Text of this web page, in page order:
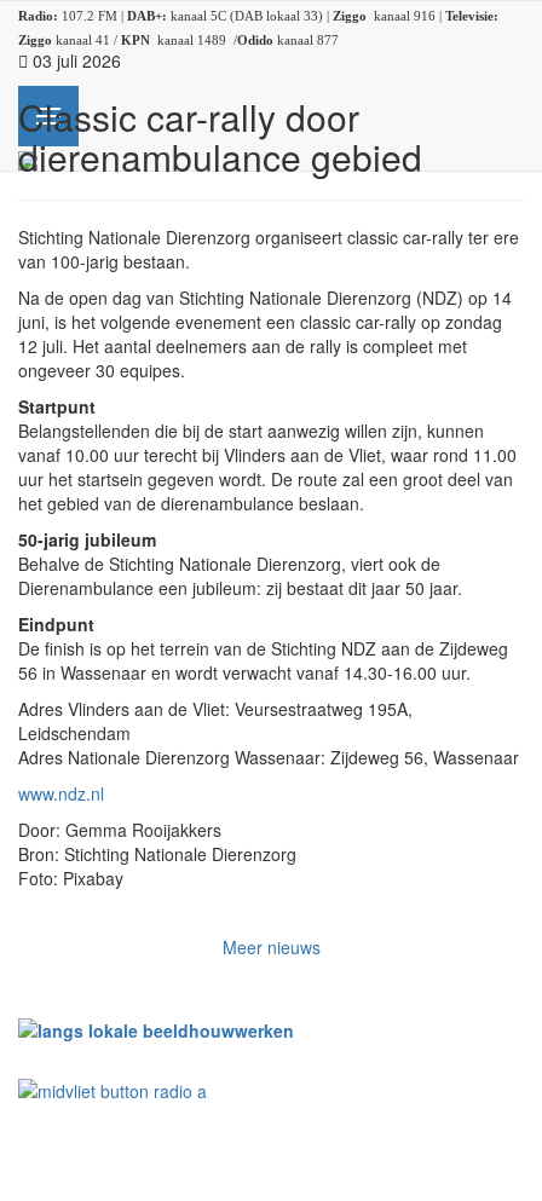
Radio: 107.2 FM | DAB+: kanaal 5C (DAB lokaal 33) | Ziggo kanaal 916 | Televisie:
Ziggo kanaal 41 / KPN kanaal 1489 /Odido kanaal 877
03 juli 2026
Classic car-rally door
dierenambulance gebied
Stichting Nationale Dierenzorg organiseert classic car-rally ter ere
van 100-jarig bestaan.
Na de open dag van Stichting Nationale Dierenzorg (NDZ) op 14
juni, is het volgende evenement een classic car-rally op zondag
12 juli. Het aantal deelnemers aan de rally is compleet met
ongeveer 30 equipes.
Startpunt
Belangstellenden die bij de start aanwezig willen zijn, kunnen
vanaf 10.00 uur terecht bij Vlinders aan de Vliet, waar rond 11.00
uur het startsein gegeven wordt. De route zal een groot deel van
het gebied van de dierenambulance beslaan.
50-jarig jubileum
Behalve de Stichting Nationale Dierenzorg, viert ook de
Dierenambulance een jubileum: zij bestaat dit jaar 50 jaar.
Eindpunt
De finish is op het terrein van de Stichting NDZ aan de Zijdeweg
56 in Wassenaar en wordt verwacht vanaf 14.30-16.00 uur.
Adres Vlinders aan de Vliet: Veursestraatweg 195A,
Leidschendam
Adres Nationale Dierenzorg Wassenaar: Zijdeweg 56, Wassenaar
www.ndz.nl
Door: Gemma Rooijakkers
Bron: Stichting Nationale Dierenzorg
Foto: Pixabay
Meer nieuws